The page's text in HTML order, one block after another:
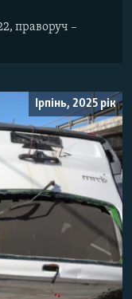
праворуч –
Ірпінь, 2025 рік